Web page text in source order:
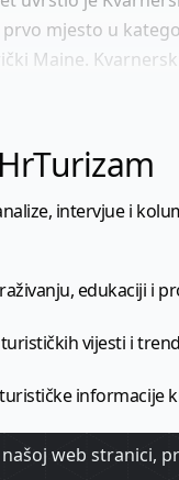
mjesto u
Maine.
intervjue i
edukaciji i
vijesti i
informacije
web stranici,